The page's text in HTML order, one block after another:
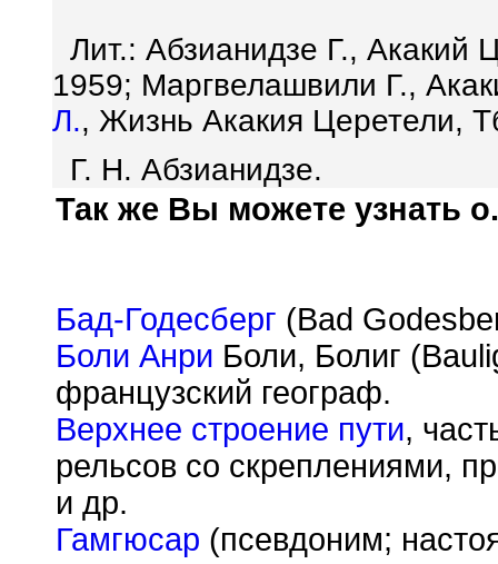
Лит.: Абзианидзе Г., Акакий
1959; Маргвелашвили Г.,
Л., Жизнь Акакия Церетели,
Г. Н. Абзианидзе.
Так же Вы можете узнать
Бад-Годесберг (Bad
Боли Анри Боли, Болиг
французский географ.
Верхнее строение пути,
рельсов со скреплениями,
и др.
Гамгюсар (псевдоним;